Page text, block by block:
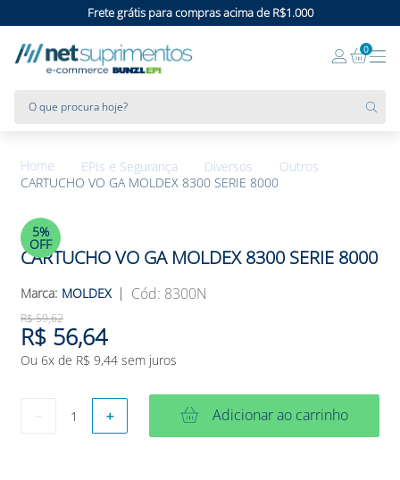
Frete grátis para compras acima de R$1.000
0
EPIs e Segurança Diversos
Outros
CARTUCHO VO GA MOLDEX 8300 SERIE 8000
5%
OFF
CARTUCHO VO GA MOLDEX 8300 SERIE 8000
MOLDEX : 8300N
R$59,62
R$ 56,64
Ou 6x de R$ 9,44 sem juros
＋ Adicionar ao carrinho